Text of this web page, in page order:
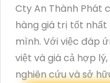
Cty An Thành Phát
hàng giá trị tốt
mình. Với việc đáp
việt và giá cả hợp
nghiên cứu và sở